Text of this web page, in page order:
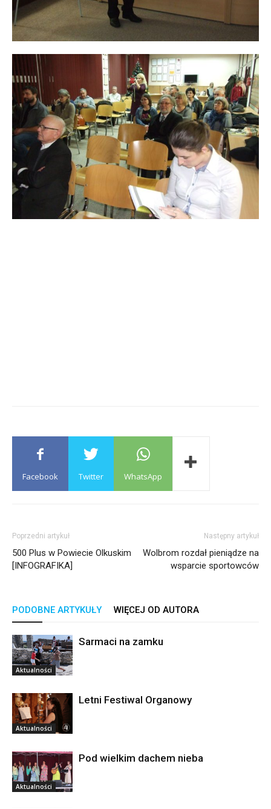
Facebook Twitter WhatsApp
Poprzedni artykuł
500 Plus w Powiecie Olkuskim
[INFOGRAFIKA]
Następny artykuł
Wolbrom rozdał pieniądze na
wsparcie sportowców
PODOBNE ARTYKUŁY WIĘCEJ OD AUTORA
Aktualności
Sarmaci na zamku
Aktualności
Letni Festiwal Organowy
Aktualności
Pod wielkim dachem nieba